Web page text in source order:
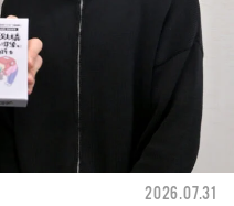
2026.07.31